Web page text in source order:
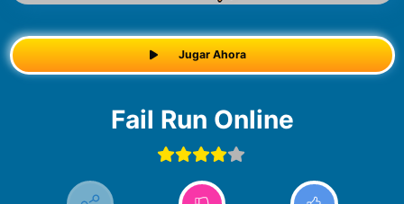
Jugar Ahora
Fail Run Online